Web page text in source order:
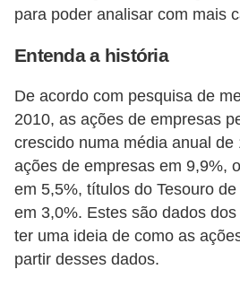
para poder analisar com mais
Entenda a história
De acordo com pesquisa de
2010, as ações de empresas
crescido numa média anual de
ações de empresas em 9,9%,
em 5,5%, títulos do Tesouro
em 3,0%. Estes são dados
ter uma ideia de como as
partir desses dados.
e
r
a
s
C
â
m
b
i